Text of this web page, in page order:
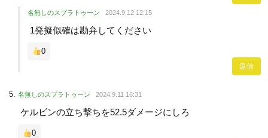
名無しのスプラトゥーン 2024.9.12 12:15
1発擬似確は勘弁してください
0
返信
名無しのスプラトゥーン 2024.9.11 16:31
ケルビンの立ち撃ちを52.5ダメージにしろ
0